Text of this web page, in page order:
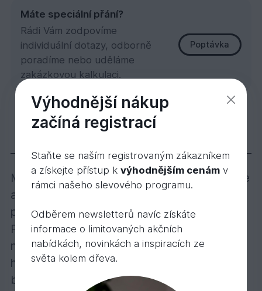
Máte speciální přání?
Rádi Vám zodpovíme
individuální dotazy, odborně
poradíme nebo uděláme
zakázkovou kalkulaci.
Poptávka
Slezský modřín/Hranol 45x70x5000mm
786, 50Kč
Modřín slezský je dřevo bohaté na pryskyřice
a proto je velmi vhodné i pro tvorbu
podkladní konstrukce pod terasy z modřínu.
Použití impregnace není bezpodmínečně
nutné. Podkladní konstrukci z dřevěných
hranolů je třeba nadimenzovat tak, aby při
bobtnání a smršťování během roku odolala
Výhodnější nákup
začíná registrací
Staňte se naším registrovaným zákazníkem
a získejte přístup k výhodnějším cenámv
rámci našeho slevového programu.
Odběrem newsletterů navíc získáte
informace o limitovaných akčních
nabídkách, novinkách a inspiracích ze
světa kolem dřeva.